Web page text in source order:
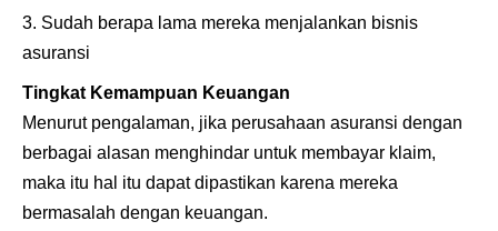
Sudah berapa lama mereka menjalankan bisnis
asuransi
Tingkat Kemampuan Keuangan
Menurut pengalaman, jika perusahaan asuransi dengan
berbagai alasan menghindar untuk membayar klaim,
maka itu hal itu dapat dipastikan karena mereka
bermasalah dengan keuangan.